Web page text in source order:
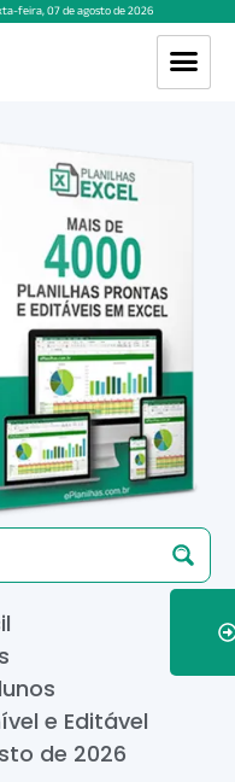
feira,07deagostode2026
e Editável
de 2026